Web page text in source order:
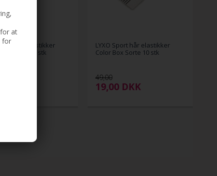
at
for
hår elastikker
Brune 10 stk
LYXO Sport hår elastikker
Color Box Sorte 10 stk
49,00
19,00 DKK